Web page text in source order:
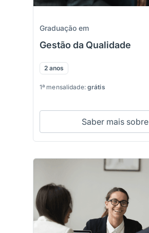
Graduação em
Gestão da Qualidade
2 anos
1ª mensalidade: grátis
Saber mais sobre